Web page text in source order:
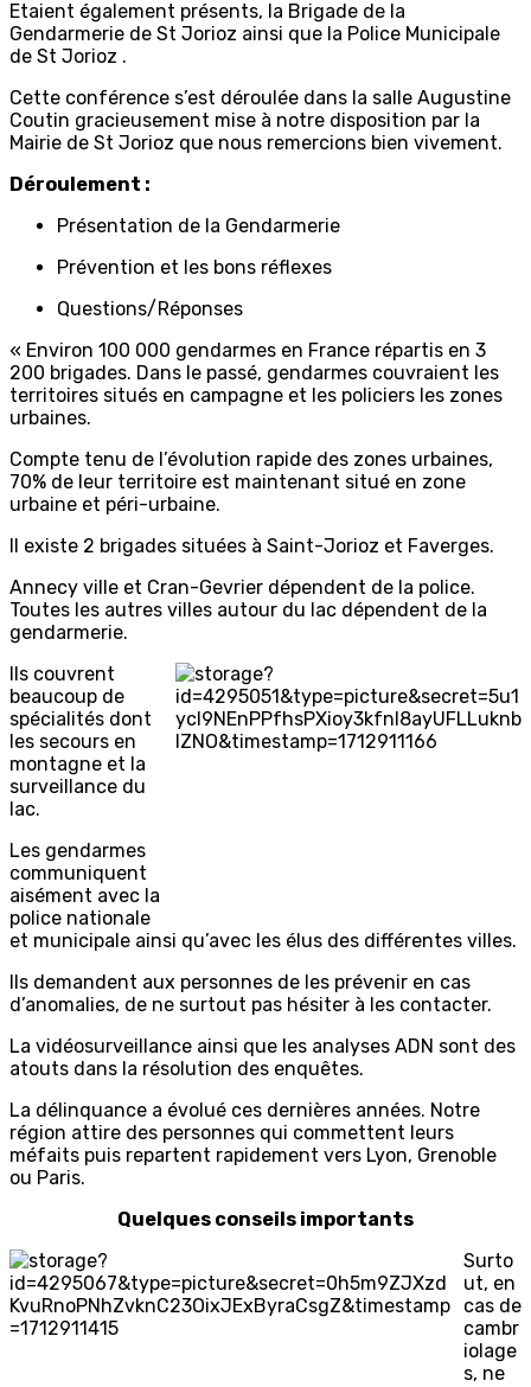
Etaient également présents, la Brigade de la
Gendarmerie de St Jorioz ainsi que la Police Municipale
de St Jorioz .
Cette conférence s’est déroulée dans la salle Augustine
Coutin gracieusement mise à notre disposition par la
Mairie de St Jorioz que nous remercions bien vivement.
Déroulement :
Présentation de la Gendarmerie
Prévention et les bons réflexes
Questions/Réponses
« Environ 100 000 gendarmes en France répartis en 3
200 brigades. Dans le passé, gendarmes couvraient les
territoires situés en campagne et les policiers les zones
urbaines.
Compte tenu de l’évolution rapide des zones urbaines,
70% de leur territoire est maintenant situé en zone
urbaine et péri-urbaine.
Il existe 2 brigades situées à Saint-Jorioz et Faverges.
Annecy ville et Cran-Gevrier dépendent de la police.
Toutes les autres villes autour du lac dépendent de la
gendarmerie.
Ils couvrent
beaucoup de
spécialités dont
les secours en
montagne et la
surveillance du
lac.
Les gendarmes
communiquent
aisément avec la
police nationale
et municipale ainsi qu’avec les élus des différentes villes.
Ils demandent aux personnes de les prévenir en cas
d’anomalies, de ne surtout pas hésiter à les contacter.
La vidéosurveillance ainsi que les analyses ADN sont des
atouts dans la résolution des enquêtes.
La délinquance a évolué ces dernières années. Notre
région attire des personnes qui commettent leurs
méfaits puis repartent rapidement vers Lyon, Grenoble
ou Paris.
Quelques conseils importants
Surto
ut, en
cas de
cambr
iolage
s, ne